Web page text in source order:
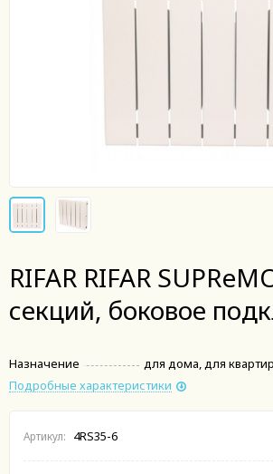
RIFAR RIFAR
секций, боковое
Назначение
для дома, для
Подробные характеристики
Артикул: 4RS35-6